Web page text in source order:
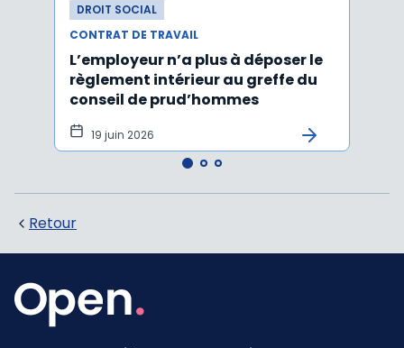
DROIT SOCIAL
CONTRAT DE TRAVAIL
L’employeur n’a plus à déposer le
règlement intérieur au greffe du
conseil de prud’hommes
19 juin 2026
Retour